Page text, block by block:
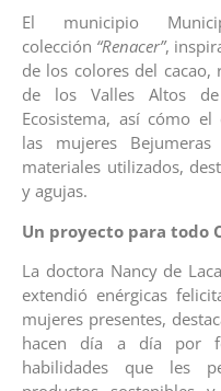
El municipio
colección “Renacer”,
de los colores del
de los Valles Altos
Ecosistema, así cómo
las mujeres
materiales utilizados,
y agujas.
Un proyecto para todo
La doctora Nancy de
extendió enérgicas
mujeres presentes,
hacen día a día por
habilidades que les